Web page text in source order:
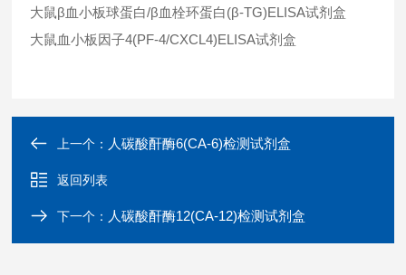
大鼠β血小板球蛋白/β血栓环蛋白(β-TG)ELISA试剂盒
大鼠血小板因子4(PF-4/CXCL4)ELISA试剂盒
上一个： 人碳酸酐酶6(CA-6)检测试剂盒
返回列表
下一个： 人碳酸酐酶12(CA-12)检测试剂盒